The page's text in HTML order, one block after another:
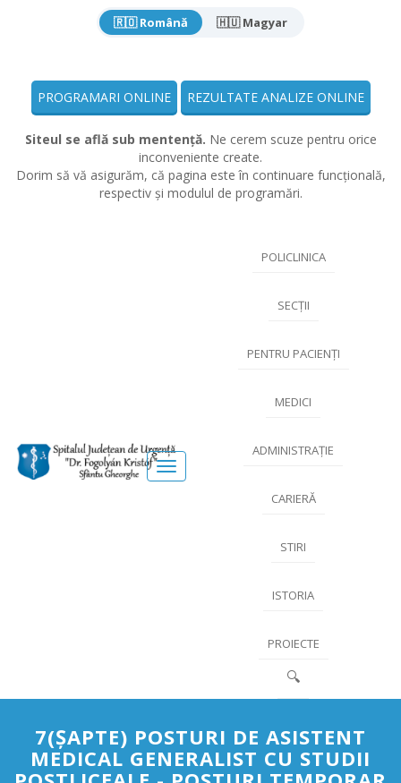
🇷🇴 Română 🇭🇺 Magyar
PROGRAMARI ONLINE REZULTATE ANALIZE ONLINE
Siteul se află sub mentență. Ne cerem scuze pentru orice
inconveniente create.
Dorim să vă asigurăm, că pagina este în continuare funcțională,
respectiv și modulul de programări.
Meniu
POLICLINICA
SECȚII
PENTRU PACIENȚI
MEDICI
ADMINISTRAȚIE
CARIERĂ
STIRI
ISTORIA
PROIECTE
🔍
7(ŞAPTE) POSTURI DE ASISTENT
MEDICAL GENERALIST CU STUDII